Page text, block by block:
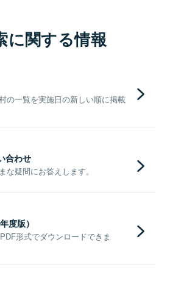
に関する情報
の一覧を実施日の新しい順に掲載
合わせ
な疑問にお答えします。
度版）
形式でダウンロードできま